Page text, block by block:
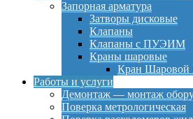
Запорная арматура
Затворы дисковые
Клапаны
Клапаны с ПУЭИМ
Краны шаровые
Кран
Работы и услуги
Демонтаж — монтаж
Поверка метрологическая